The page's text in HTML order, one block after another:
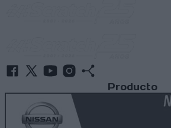
Producto